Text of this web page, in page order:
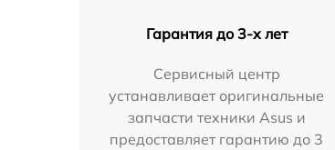
Гарантия до 3-х лет
Сервисный центр
устанавливает оригинальные
запчасти техники Asus и
предоставляет гарантию до 3